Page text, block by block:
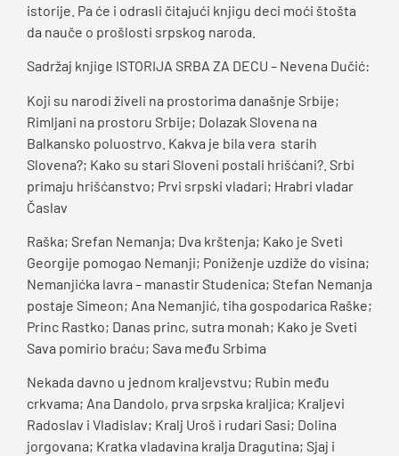
istorije. Pa će i odrasli čitajući knjigu deci moći štošta
da nauče o prošlosti srpskog naroda.
Sadržaj knjige ISTORIJA SRBA ZA DECU – Nevena Dučić:
Koji su narodi živeli na prostorima današnje Srbije;
Rimljani na prostoru Srbije; Dolazak Slovena na
Balkansko poluostrvo. Kakva je bila vera starih
Slovena?; Kako su stari Sloveni postali hrišćani?. Srbi
primaju hrišćanstvo; Prvi srpski vladari; Hrabri vladar
Časlav
Raška; Srefan Nemanja; Dva krštenja; Kako je Sveti
Georgije pomogao Nemanji; Poniženje uzdiže do visina;
Nemanjićka lavra – manastir Studenica; Stefan Nemanja
postaje Simeon; Ana Nemanjić, tiha gospodarica Raške;
Princ Rastko; Danas princ, sutra monah; Kako je Sveti
Sava pomirio braću; Sava među Srbima
Nekada davno u jednom kraljevstvu; Rubin među
crkvama; Ana Dandolo, prva srpska kraljica; Kraljevi
Radoslav i Vladislav; Kralj Uroš i rudari Sasi; Dolina
jorgovana; Kratka vladavina kralja Dragutina; Sjaj i